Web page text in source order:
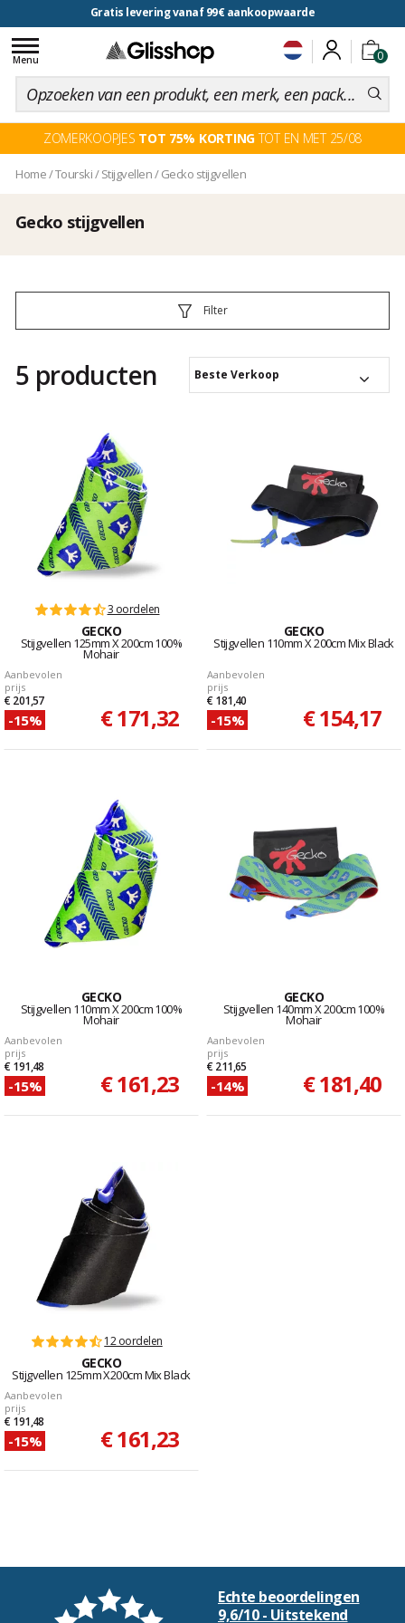
Gratis levering vanaf 99€ aankoopwaarde
0
Toggle
navigation
Menu
ZOMERKOOPJES TOT 75% KORTINGTOT EN MET 25/08
Home/Tourski/Stijgvellen/Gecko stijgvellen
Gecko stijgvellen
Filter
5 producten Beste Verkoop
3 oordelen
GECKO
Stijgvellen 125mm X 200cm 100%
Mohair
Aanbevolen
prijs
€ 201,57
-15% € 171,32
GECKO
Stijgvellen 110mm X 200cm Mix Black
Aanbevolen
prijs
€ 181,40
-15% € 154,17
GECKO
Stijgvellen 110mm X 200cm 100%
Mohair
Aanbevolen
prijs
€ 191,48
-15% € 161,23
GECKO
Stijgvellen 140mm X 200cm 100%
Mohair
Aanbevolen
prijs
€ 211,65
-14% € 181,40
12 oordelen
GECKO
Stijgvellen 125mm X200cm Mix Black
Aanbevolen
prijs
€ 191,48
-15% € 161,23
Echte beoordelingen
9,6/10 - Uitstekend